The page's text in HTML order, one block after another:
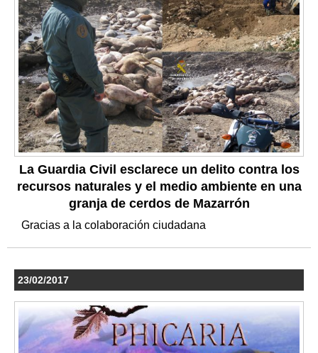
La Guardia Civil esclarece un delito contra los
recursos naturales y el medio ambiente en una
granja de cerdos de Mazarrón
Gracias a la colaboración ciudadana
23/02/2017